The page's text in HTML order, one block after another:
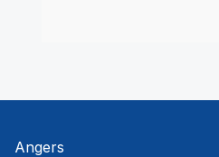
Angers